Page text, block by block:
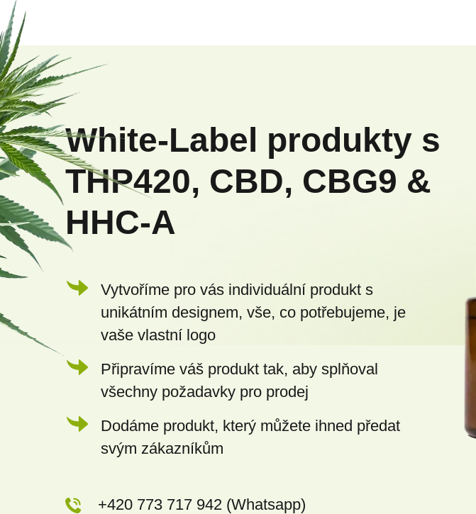
Z
á
p
a
t
í
White-Label produkty s
THP420, CBD, CBG9 &
HHC-A
Vytvoříme pro vás individuální produkt s
unikátním designem, vše, co potřebujeme, je
vaše vlastní logo
Připravíme váš produkt tak, aby splňoval
všechny požadavky pro prodej
Dodáme produkt, který můžete ihned předat
svým zákazníkům
+420 773 717 942 (Whatsapp)